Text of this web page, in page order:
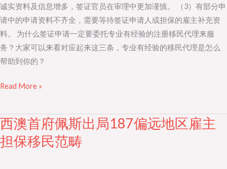
诚实资料及信息增多，签证官员在审理中更加谨慎。 （3）有部分申
请中的申请资料不齐全，需要等待签证申请人或担保的雇主补充资
料。 为什么签证申请一定要委托专业有经验的注册移民代理来服
务？大家可以来看对应起来这三条，专业有经验的移民代理是怎么
帮助到你的？
证
审
理
情
况
Read More »
西澳首府佩斯出局187偏远地区雇主
担保移民范畴
西
澳
首